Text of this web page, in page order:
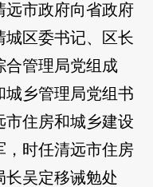
远市政府向省政府
城区委书记、区长
合管理局党组成
城乡管理局党组书
市住房和城乡建设
，时任清远市住房
吴定移诫勉处